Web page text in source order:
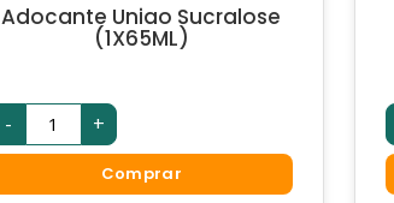
Adocante Uniao Sucralose
(1X65ML)
- Adocante
Uniao
Sucralose
(1X65ML)
quantidade
+
Comprar